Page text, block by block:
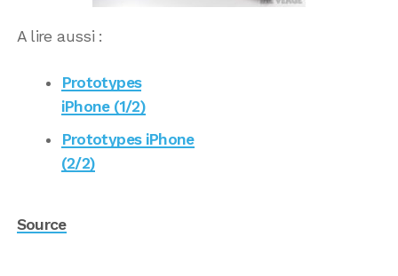
A lire aussi :
Prototypes
iPhone (1/2)
Prototypes iPhone
(2/2)
Source